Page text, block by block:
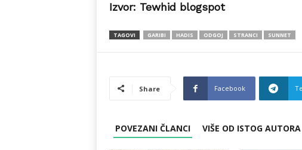
Izvor: Tewhid blogspot
TAGOVI GARIBI HADIS ODGOJ STRANCI SUNNET
Share Facebook
POVEZANI ČLANCI VIŠE OD ISTOG AUTORA